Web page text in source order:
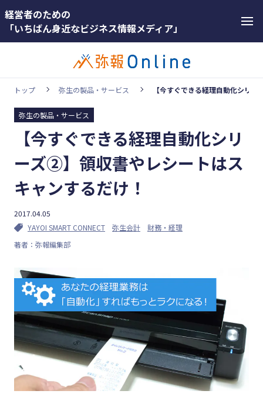
経営者のための
「いちばん身近なビジネス情報メディア」
カテゴリー
顧客獲得・売上アップ
人材（採用・育成・定着）
事業成長・経営力アップ
経営ノウハウ＆トレンド
キーワード
#インボイス
#インボイス制度
#電子帳簿保存法
#集客
ホットワー
#インボ
イス
#インボ
イス制度
#電子帳
#集客
#DX
#生産性
向上
トップ 弥生の製品・サービス 【今すぐできる経理自動化シリ
弥生の製品・サービス
【今すぐできる経理自動化シリ
ーズ②】領収書やレシートはス
キャンするだけ！
2017.04.05
YAYOI SMART CONNECT
弥生会計
財務・経理
著者：弥報編集部